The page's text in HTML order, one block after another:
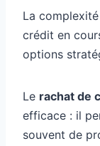
La
crédit en
options
Le rachat de
efficace : il
souvent de